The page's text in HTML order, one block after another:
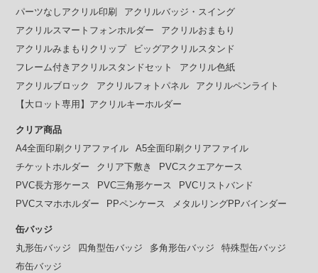
パーツなしアクリル印刷
アクリルバッジ・スイング
アクリルスマートフォンホルダー
アクリルおまもり
アクリルみまもりクリップ
ビッグアクリルスタンド
フレーム付きアクリルスタンドセット
アクリル色紙
アクリルブロック
アクリルフォトパネル
アクリルペンライト
【大ロット専用】アクリルキーホルダー
クリア商品
A4全面印刷クリアファイル
A5全面印刷クリアファイル
チケットホルダー
クリア下敷き
PVCスクエアケース
PVC長方形ケース
PVC三角形ケース
PVCリストバンド
PVCスマホホルダー
PPペンケース メタルリングPPバインダー
缶バッジ
丸形缶バッジ
四角型缶バッジ 多角形缶バッジ
特殊型缶バッジ
布缶バッジ